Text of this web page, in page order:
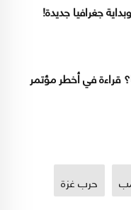
جغرافيا جديدة!
قراءة في أخطر مؤتمر
حرب غزة